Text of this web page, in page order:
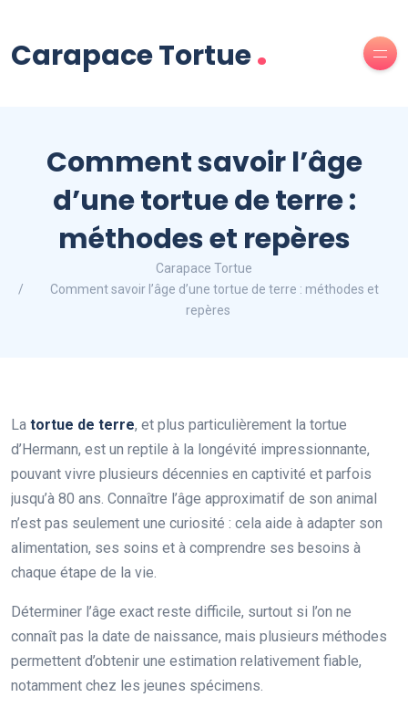
Carapace Tortue.
Comment savoir l’âge
d’une tortue de terre :
méthodes et repères
Carapace Tortue
Comment savoir l’âge d’une tortue de terre : méthodes et
repères
La tortue de terre, et plus particulièrement la tortue
d’Hermann, est un reptile à la longévité impressionnante,
pouvant vivre plusieurs décennies en captivité et parfois
jusqu’à 80 ans. Connaître l’âge approximatif de son animal
n’est pas seulement une curiosité : cela aide à adapter son
alimentation, ses soins et à comprendre ses besoins à
chaque étape de la vie.
Déterminer l’âge exact reste difficile, surtout si l’on ne
connaît pas la date de naissance, mais plusieurs méthodes
permettent d’obtenir une estimation relativement fiable,
notamment chez les jeunes spécimens.